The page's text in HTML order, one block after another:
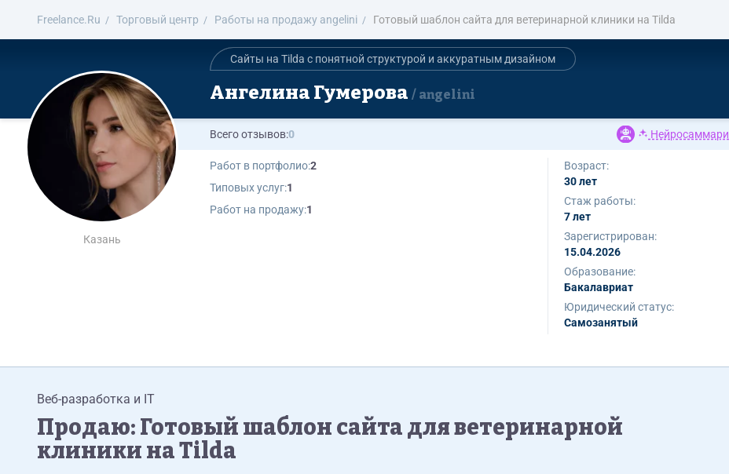
Freelance.Ru Торговый центр Работы на продажу angelini Готовый шаблон сайта для ветеринарной клиники на Tilda
Казань
Сайты на Tilda с понятной структурой и аккуратным дизайном
Ангелина Гумерова angelini
Всего отзывов:0 Нейросаммари
Работ в портфолио:2
Типовых услуг:1
Работ на продажу:1
Возраст:
30 лет
Стаж работы:
7 лет
Зарегистрирован:
15.04.2026
Образование:
Бакалавриат
Юридический статус:
Самозанятый
Веб-разработка и IT
Продаю: Готовый шаблон сайта для ветеринарной
клиники на Tilda